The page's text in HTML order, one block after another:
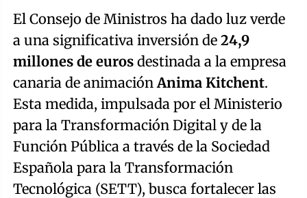
El Consejo de Ministros ha dado luz verde
a una significativa inversión de 24,9
millones de euros destinada a la empresa
canaria de animaciónAnima Kitchent.
Esta medida, impulsada por el Ministerio
para la Transformación Digital y de la
Función Pública a través de la Sociedad
Española para la Transformación
Tecnológica (SETT), busca fortalecer las